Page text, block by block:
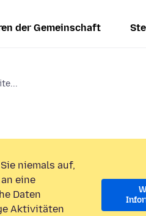
der Gemeinschaft
niemals auf,
eine
Daten
Aktivitäten